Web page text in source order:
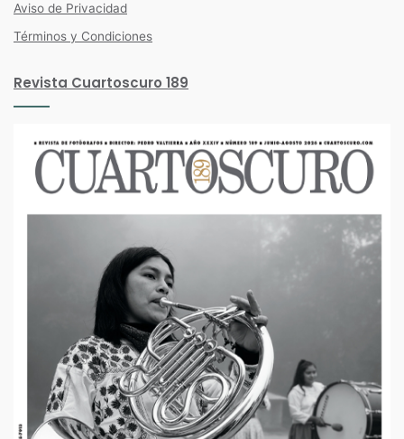
Aviso de Privacidad
Términos y Condiciones
Revista Cuartoscuro 189